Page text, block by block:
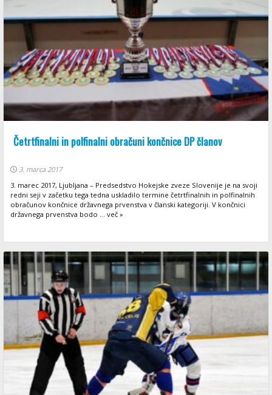
Četrtfinalni in polfinalni obračuni končnice DP članov
3. marca 2017
3. marec 2017, Ljubljana – Predsedstvo Hokejske zveze Slovenije je na svoji
redni seji v začetku tega tedna uskladilo termine četrtfinalnih in polfinalnih
obračunov končnice državnega prvenstva v članski kategoriji. V končnici
državnega prvenstva bodo ... več »